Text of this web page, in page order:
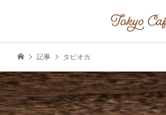
記事 タピオカ